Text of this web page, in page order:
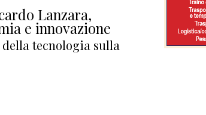
Lanzara,
e innovazione
tecnologia sulla